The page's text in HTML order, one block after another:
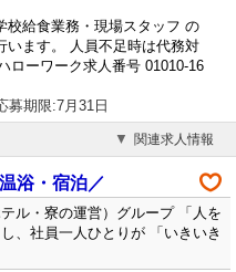
校給食業務・現場スタッフ の
います。 人員不足時は代務対
ローワーク求人番号 01010-16
募期限:7月31日
関連求人情報
浴・宿泊／
ル・寮の運営）グループ 「人を
、社員一人ひとりが 「いきいき